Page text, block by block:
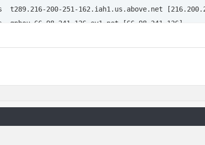
. . . . . . : Supporto disconnesso
. . . . . . . : 00-0F-B0-76-BD-ED
consentiti
minuti di inattività.
di aver inserito il nickname tutto
. . . . . . . : army
rete locale (LAN):
per connessione:
t289.216-200-251-162.iah1.us.above.net
gphou-66-98-241-126.ev1.net [66.98.241.126]
scaduta.
scaduta.
scaduta.
scaduta.